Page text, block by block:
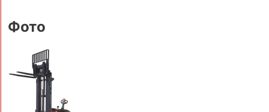
Фото